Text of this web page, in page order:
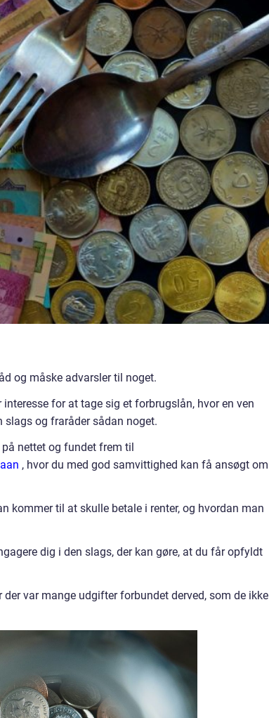
og måske advarsler til noget.
for at tage sig et forbrugslån, hvor en ven
slags og fraråder sådan noget.
nettet og fundet frem til
, hvor du med god samvittighed kan få ansøgt om
kommer til at skulle betale i renter, og hvordan man
dig i den slags, der kan gøre, at du får opfyldt
var mange udgifter forbundet derved, som de ikke